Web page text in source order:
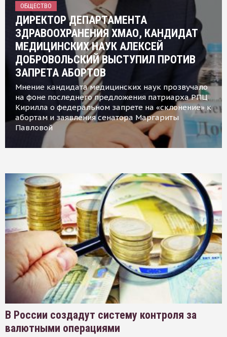
ОБЩЕСТВО
ДИРЕКТОР ДЕПАРТАМЕНТА
ЗДРАВООХРАНЕНИЯ ХМАО, КАНДИДАТ
МЕДИЦИНСКИХ НАУК АЛЕКСЕЙ
ДОБРОВОЛЬСКИЙ ВЫСТУПИЛ ПРОТИВ
ЗАПРЕТА АБОРТОВ
Мнение кандидата медицинских наук прозвучало
на фоне последнего предложения патриарха РПЦ
Кирилла о федеральном запрете на «склонение» к
абортам и заявления сенатора Маргариты
Павловой
В России создадут систему контроля за
валютными операциями